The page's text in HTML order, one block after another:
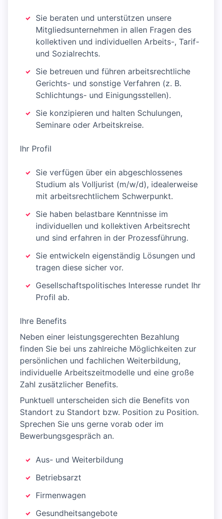
Sie beraten und unterstützen unsere
Mitgliedsunternehmen in allen Fragen des
kollektiven und individuellen Arbeits-, Tarif-
und Sozialrechts.
Sie betreuen und führen arbeitsrechtliche
Gerichts- und sonstige Verfahren (z. B.
Schlichtungs- und Einigungsstellen).
Sie konzipieren und halten Schulungen,
Seminare oder Arbeitskreise.
Ihr Profil
Sie verfügen über ein abgeschlossenes
Studium als Volljurist (m/w/d), idealerweise
mit arbeitsrechtlichem Schwerpunkt.
Sie haben belastbare Kenntnisse im
individuellen und kollektiven Arbeitsrecht
und sind erfahren in der Prozessführung.
Sie entwickeln eigenständig Lösungen und
tragen diese sicher vor.
Gesellschaftspolitisches Interesse rundet Ihr
Profil ab.
Ihre Benefits
Neben einer leistungsgerechten Bezahlung
finden Sie bei uns zahlreiche Möglichkeiten zur
persönlichen und fachlichen Weiterbildung,
individuelle Arbeitszeitmodelle und eine große
Zahl zusätzlicher Benefits.
Punktuell unterscheiden sich die Benefits von
Standort zu Standort bzw. Position zu Position.
Sprechen Sie uns gerne vorab oder im
Bewerbungsgespräch an.
Aus- und Weiterbildung
Betriebsarzt
Firmenwagen
Gesundheitsangebote